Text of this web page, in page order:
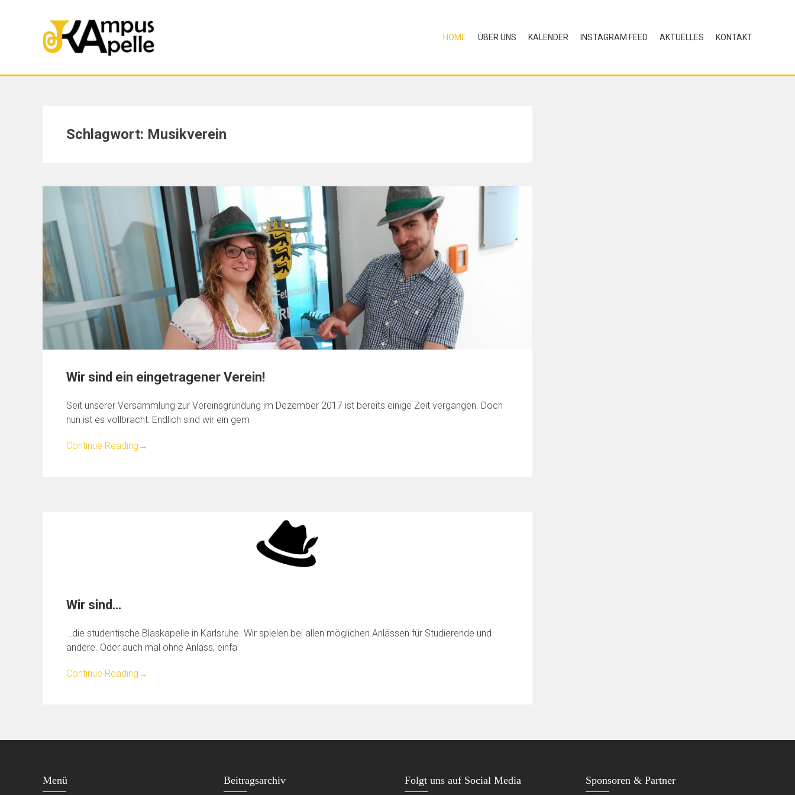
HOME ÜBER UNS KALENDER INSTAGRAM FEED AKTUELLES KONTAKT
Schlagwort: Musikverein
Wir sind ein eingetragener Verein!
Seit unserer Versammlung zur Vereinsgründung im Dezember 2017 ist bereits einige Zeit vergangen. Doch
nun ist es vollbracht: Endlich sind wir ein gem
Continue Reading →
Wir sind…
…die studentische Blaskapelle in Karlsruhe. Wir spielen bei allen möglichen Anlässen für Studierende und
andere. Oder auch mal ohne Anlass, einfa
Continue Reading →
Menü Beitragsarchiv Folgt uns auf Social Media Sponsoren & Partner